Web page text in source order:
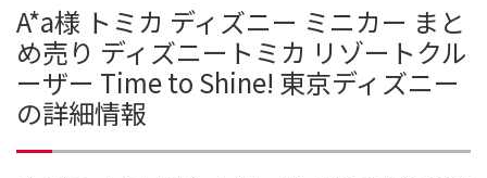
A*a様 トミカ ディズニー ミニカー まと
め売り ディズニートミカ リゾートクル
ーザー Time to Shine! 東京ディズニー
の詳細情報